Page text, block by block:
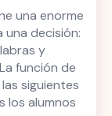
una enorme
una decisión:
y
función de
siguientes
los alumnos